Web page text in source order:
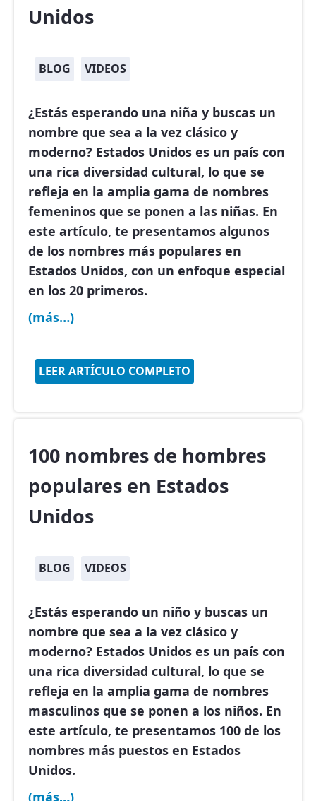
Unidos
BLOG VIDEOS
¿Estás esperando una niña y buscas un
nombre que sea a la vez clásico y
moderno? Estados Unidos es un país con
una rica diversidad cultural, lo que se
refleja en la amplia gama de nombres
femeninos que se ponen a las niñas. En
este artículo, te presentamos algunos
de los nombres más populares en
Estados Unidos, con un enfoque especial
en los 20 primeros.
(más…)
LEER ARTÍCULO COMPLETO
100 nombres de hombres
populares en Estados
Unidos
BLOG VIDEOS
¿Estás esperando un niño y buscas un
nombre que sea a la vez clásico y
moderno? Estados Unidos es un país con
una rica diversidad cultural, lo que se
refleja en la amplia gama de nombres
masculinos que se ponen a los niños. En
este artículo, te presentamos 100 de los
nombres más puestos en Estados
Unidos.
(más…)